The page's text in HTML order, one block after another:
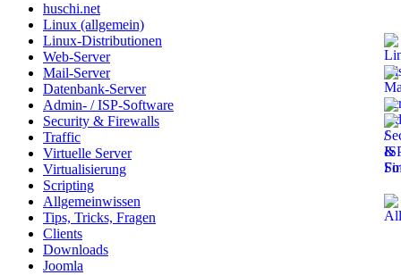
huschi.net
Linux (allgemein)
Linux-Distributionen
Web-Server
Mail-Server
Datenbank-Server
Admin- / ISP-Software
Security & Firewalls
Traffic
Virtuelle Server
Virtualisierung
Scripting
Allgemeinwissen
Tips, Tricks, Fragen
Clients
Downloads
Joomla